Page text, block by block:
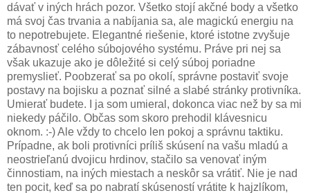
dávať v iných hrách pozor. Všetko stojí akčné body a všetko
má svoj čas trvania a nabíjania sa, ale magickú energiu na
to nepotrebujete. Elegantné riešenie, ktoré istotne zvyšuje
zábavnosť celého súbojového systému. Práve pri nej sa
však ukazuje ako je dôležité si celý súboj poriadne
premyslieť. Poobzerať sa po okolí, správne postaviť svoje
postavy na bojisku a poznať silné a slabé stránky protivníka.
Umierať budete. I ja som umieral, dokonca viac než by sa mi
niekedy páčilo. Občas som skoro prehodil klávesnicu
oknom. :-) Ale vždy to chcelo len pokoj a správnu taktiku.
Prípadne, ak boli protivníci príliš skúsení na vašu mladú a
neostrieľanú dvojicu hrdinov, stačilo sa venovať iným
činnostiam, na iných miestach a neskôr sa vrátiť. Nie je nad
ten pocit, keď sa po nabratí skúseností vrátite k hajzlíkom,